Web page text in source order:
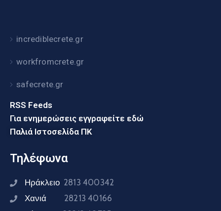
incrediblecrete.gr
workfromcrete.gr
safecrete.gr
RSS Feeds
Για ενημερώσεις εγγραφείτε εδώ
Παλιά Ιστοσελίδα ΠΚ
Τηλέφωνα
Ηράκλειο 2813 400342
Χανιά 28213 40166